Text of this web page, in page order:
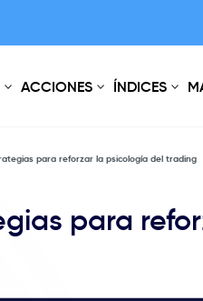
ACCIONES ÍNDICES
para reforzar la psicología del trading
para